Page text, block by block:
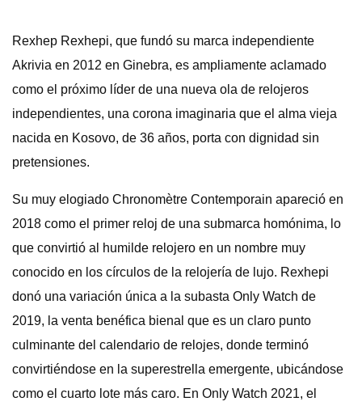
Rexhep Rexhepi, que fundó su marca independiente
Akrivia en 2012 en Ginebra, es ampliamente aclamado
como el próximo líder de una nueva ola de relojeros
independientes, una corona imaginaria que el alma vieja
nacida en Kosovo, de 36 años, porta con dignidad sin
pretensiones.
Su muy elogiado Chronomètre Contemporain apareció en
2018 como el primer reloj de una submarca homónima, lo
que convirtió al humilde relojero en un nombre muy
conocido en los círculos de la relojería de lujo. Rexhepi
donó una variación única a la subasta Only Watch de
2019, la venta benéfica bienal que es un claro punto
culminante del calendario de relojes, donde terminó
convirtiéndose en la superestrella emergente, ubicándose
como el cuarto lote más caro. En Only Watch 2021, el